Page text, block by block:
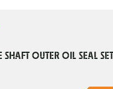
SHAFT OUTER OIL SEAL SET